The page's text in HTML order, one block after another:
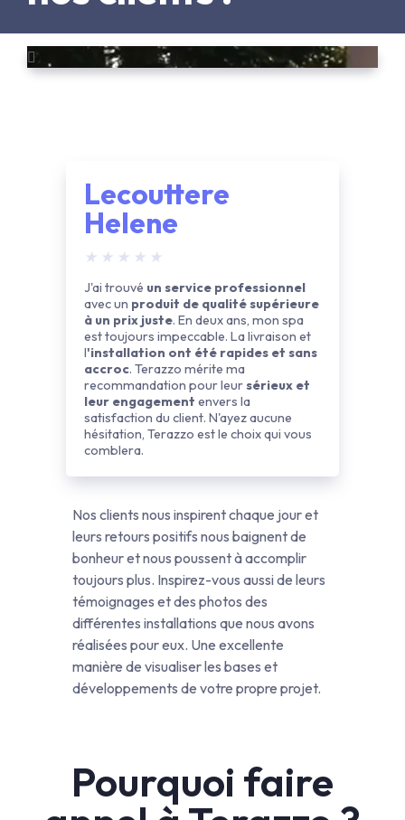
Lecouttere
Helene
★ ★ ★ ★ ★
J'ai trouvé un service professionnel
avec un produit de qualité supérieure
à un prix juste. En deux ans, mon spa
est toujours impeccable. La livraison et
l'installation ont été rapides et sans
accroc. Terazzo mérite ma
recommandation pour leursérieux et
leur engagement envers la
satisfaction du client. N'ayez aucune
hésitation, Terazzo est le choix qui vous
comblera.
Nos clients nous inspirent chaque jour et
leurs retours positifs nous baignent de
bonheur et nous poussent à accomplir
toujours plus. Inspirez-vous aussi de leurs
témoignages et des photos des
différentes installations que nous avons
réalisées pour eux. Une excellente
manière de visualiser les bases et
développements de votre propre projet.
Pourquoi faire